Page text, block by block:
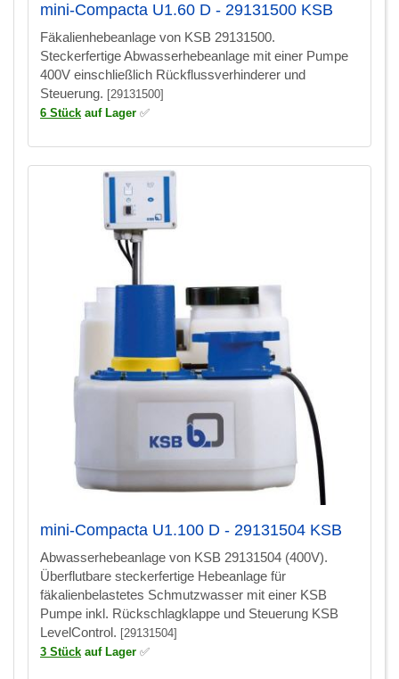
mini-Compacta U1.60 D - 29131500 KSB
Fäkalienhebeanlage von KSB 29131500.
Steckerfertige Abwasserhebeanlage mit einer Pumpe
400V einschließlich Rückflussverhinderer und
Steuerung. [29131500]
6 Stück auf Lager ✅
mini-Compacta U1.100 D - 29131504 KSB
Abwasserhebeanlage von KSB 29131504 (400V).
Überflutbare steckerfertige Hebeanlage für
fäkalienbelastetes Schmutzwasser mit einer KSB
Pumpe inkl. Rückschlagklappe und Steuerung KSB
LevelControl. [29131504]
3 Stück auf Lager ✅